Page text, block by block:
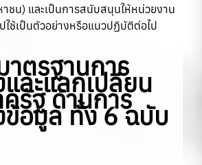
ชน) และเป็นการสนับสนุนให้หน่วยงาน
ใช้เป็นตัวอย่างหรือแนวปฏิบัติต่อไป
าตรฐานการ
และแลกเปลี่ยน
รัฐ ด้านการ
ข้อมูล ทั้ง 6 ฉบับ